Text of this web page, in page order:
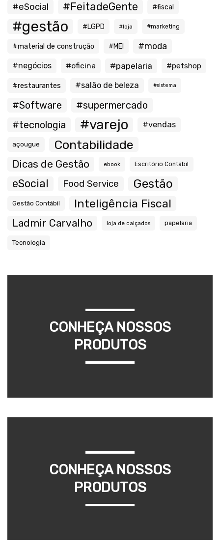
#eSocial #FeitadeGente #fiscal
#gestão #LGPD #loja #marketing
#material de construção #MEI #moda
#negócios #oficina #papelaria #petshop
#restaurantes #salão de beleza #sistema
#Software
#supermercado
#tecnologia
#varejo #vendas
açougue Contabilidade
Dicas de Gestão ebook Escritório Contábil
eSocial Food Service Gestão
Gestão Contábil Inteligência Fiscal
Ladmir Carvalho loja de calçados papelaria
Tecnologia
CONHEÇA NOSSOS
PRODUTOS
CONHEÇA NOSSOS
PRODUTOS